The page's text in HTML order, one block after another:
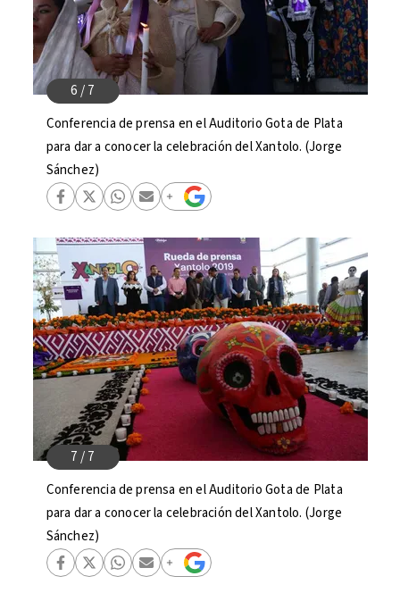
Conferencia de prensa en el Auditorio Gota de Plata
para dar a conocer la celebración del Xantolo. (Jorge
Sánchez)
Conferencia de prensa en el Auditorio Gota de Plata
para dar a conocer la celebración del Xantolo. (Jorge
Sánchez)